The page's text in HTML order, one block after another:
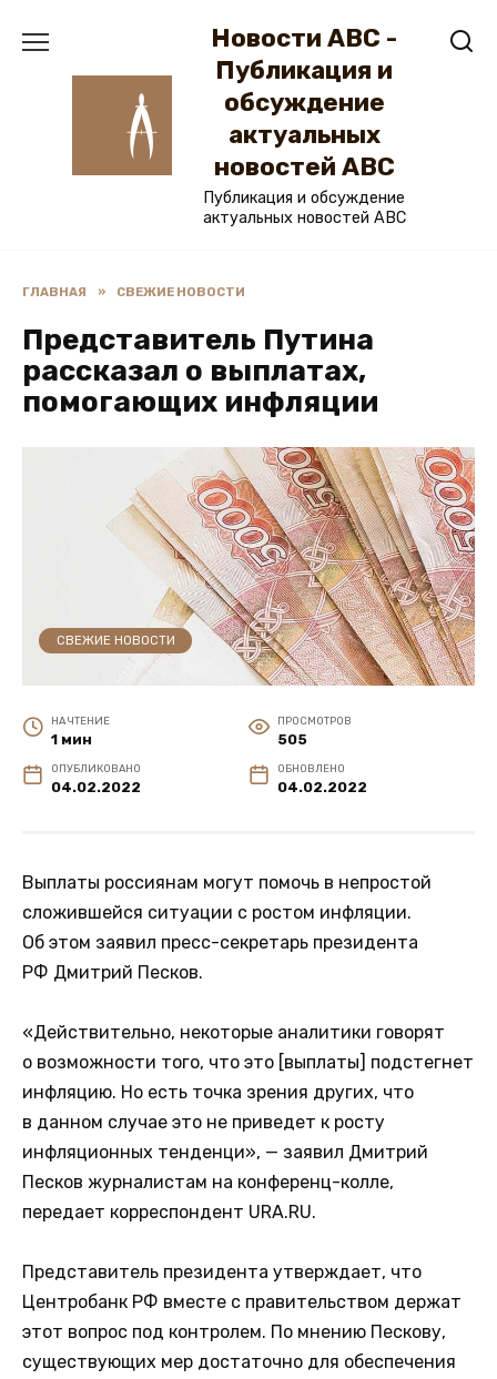
Новости ABC -
Публикация и
обсуждение
актуальных
новостей ABC
Публикация и обсуждение
актуальных новостей ABC
ГЛАВНАЯ » СВЕЖИЕ НОВОСТИ
Представитель Путина
рассказал о выплатах,
помогающих инфляции
СВЕЖИЕ НОВОСТИ
НА ЧТЕНИЕ
1 мин
ПРОСМОТРОВ
505
ОПУБЛИКОВАНО
04.02.2022
ОБНОВЛЕНО
04.02.2022
Выплаты россиянам могут помочь в непростой
сложившейся ситуации с ростом инфляции.
Об этом заявил пресс-секретарь президента
РФ Дмитрий Песков.
«Действительно, некоторые аналитики говорят
о возможности того, что это [выплаты] подстегнет
инфляцию. Но есть точка зрения других, что
в данном случае это не приведет к росту
инфляционных тенденци», — заявил Дмитрий
Песков журналистам на конференц-колле,
передает корреспондент URA.RU.
Представитель президента утверждает, что
Центробанк РФ вместе с правительством держат
этот вопрос под контролем. По мнению Пескову,
существующих мер достаточно для обеспечения